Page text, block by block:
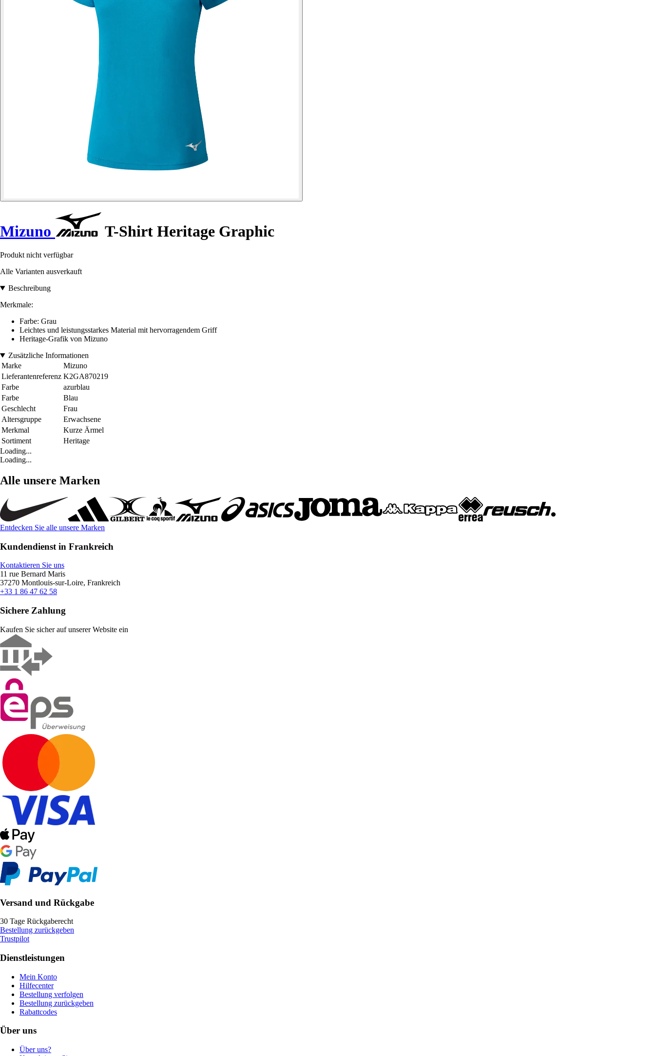
Mizuno T-Shirt Heritage Graphic
Produkt nicht verfügbar
Alle Varianten ausverkauft
Beschreibung
Merkmale:
Farbe: Grau
Leichtes und leistungsstarkes Material mit hervorragendem Griff
Heritage-Grafik von Mizuno
Zusätzliche Informationen
Marke
Mizuno
Lieferantenreferenz K2GA870219
Farbe
azurblau
Farbe
Blau
Geschlecht
Frau
Altersgruppe
Erwachsene
Merkmal
Kurze Ärmel
Sortiment
Heritage
Loading...
Loading...
Alle unsere Marken
Entdecken Sie alle unsere Marken
Kundendienst in Frankreich
Kontaktieren Sie uns
11 rue Bernard Maris
37270 Montlouis-sur-Loire, Frankreich
+33 1 86 47 62 58
Sichere Zahlung
Kaufen Sie sicher auf unserer Website ein
Versand und Rückgabe
30 Tage Rückgaberecht
Bestellung zurückgeben
Trustpilot
Dienstleistungen
Mein Konto
Hilfecenter
Bestellung verfolgen
Bestellung zurückgeben
Rabattcodes
Über uns
Über uns?